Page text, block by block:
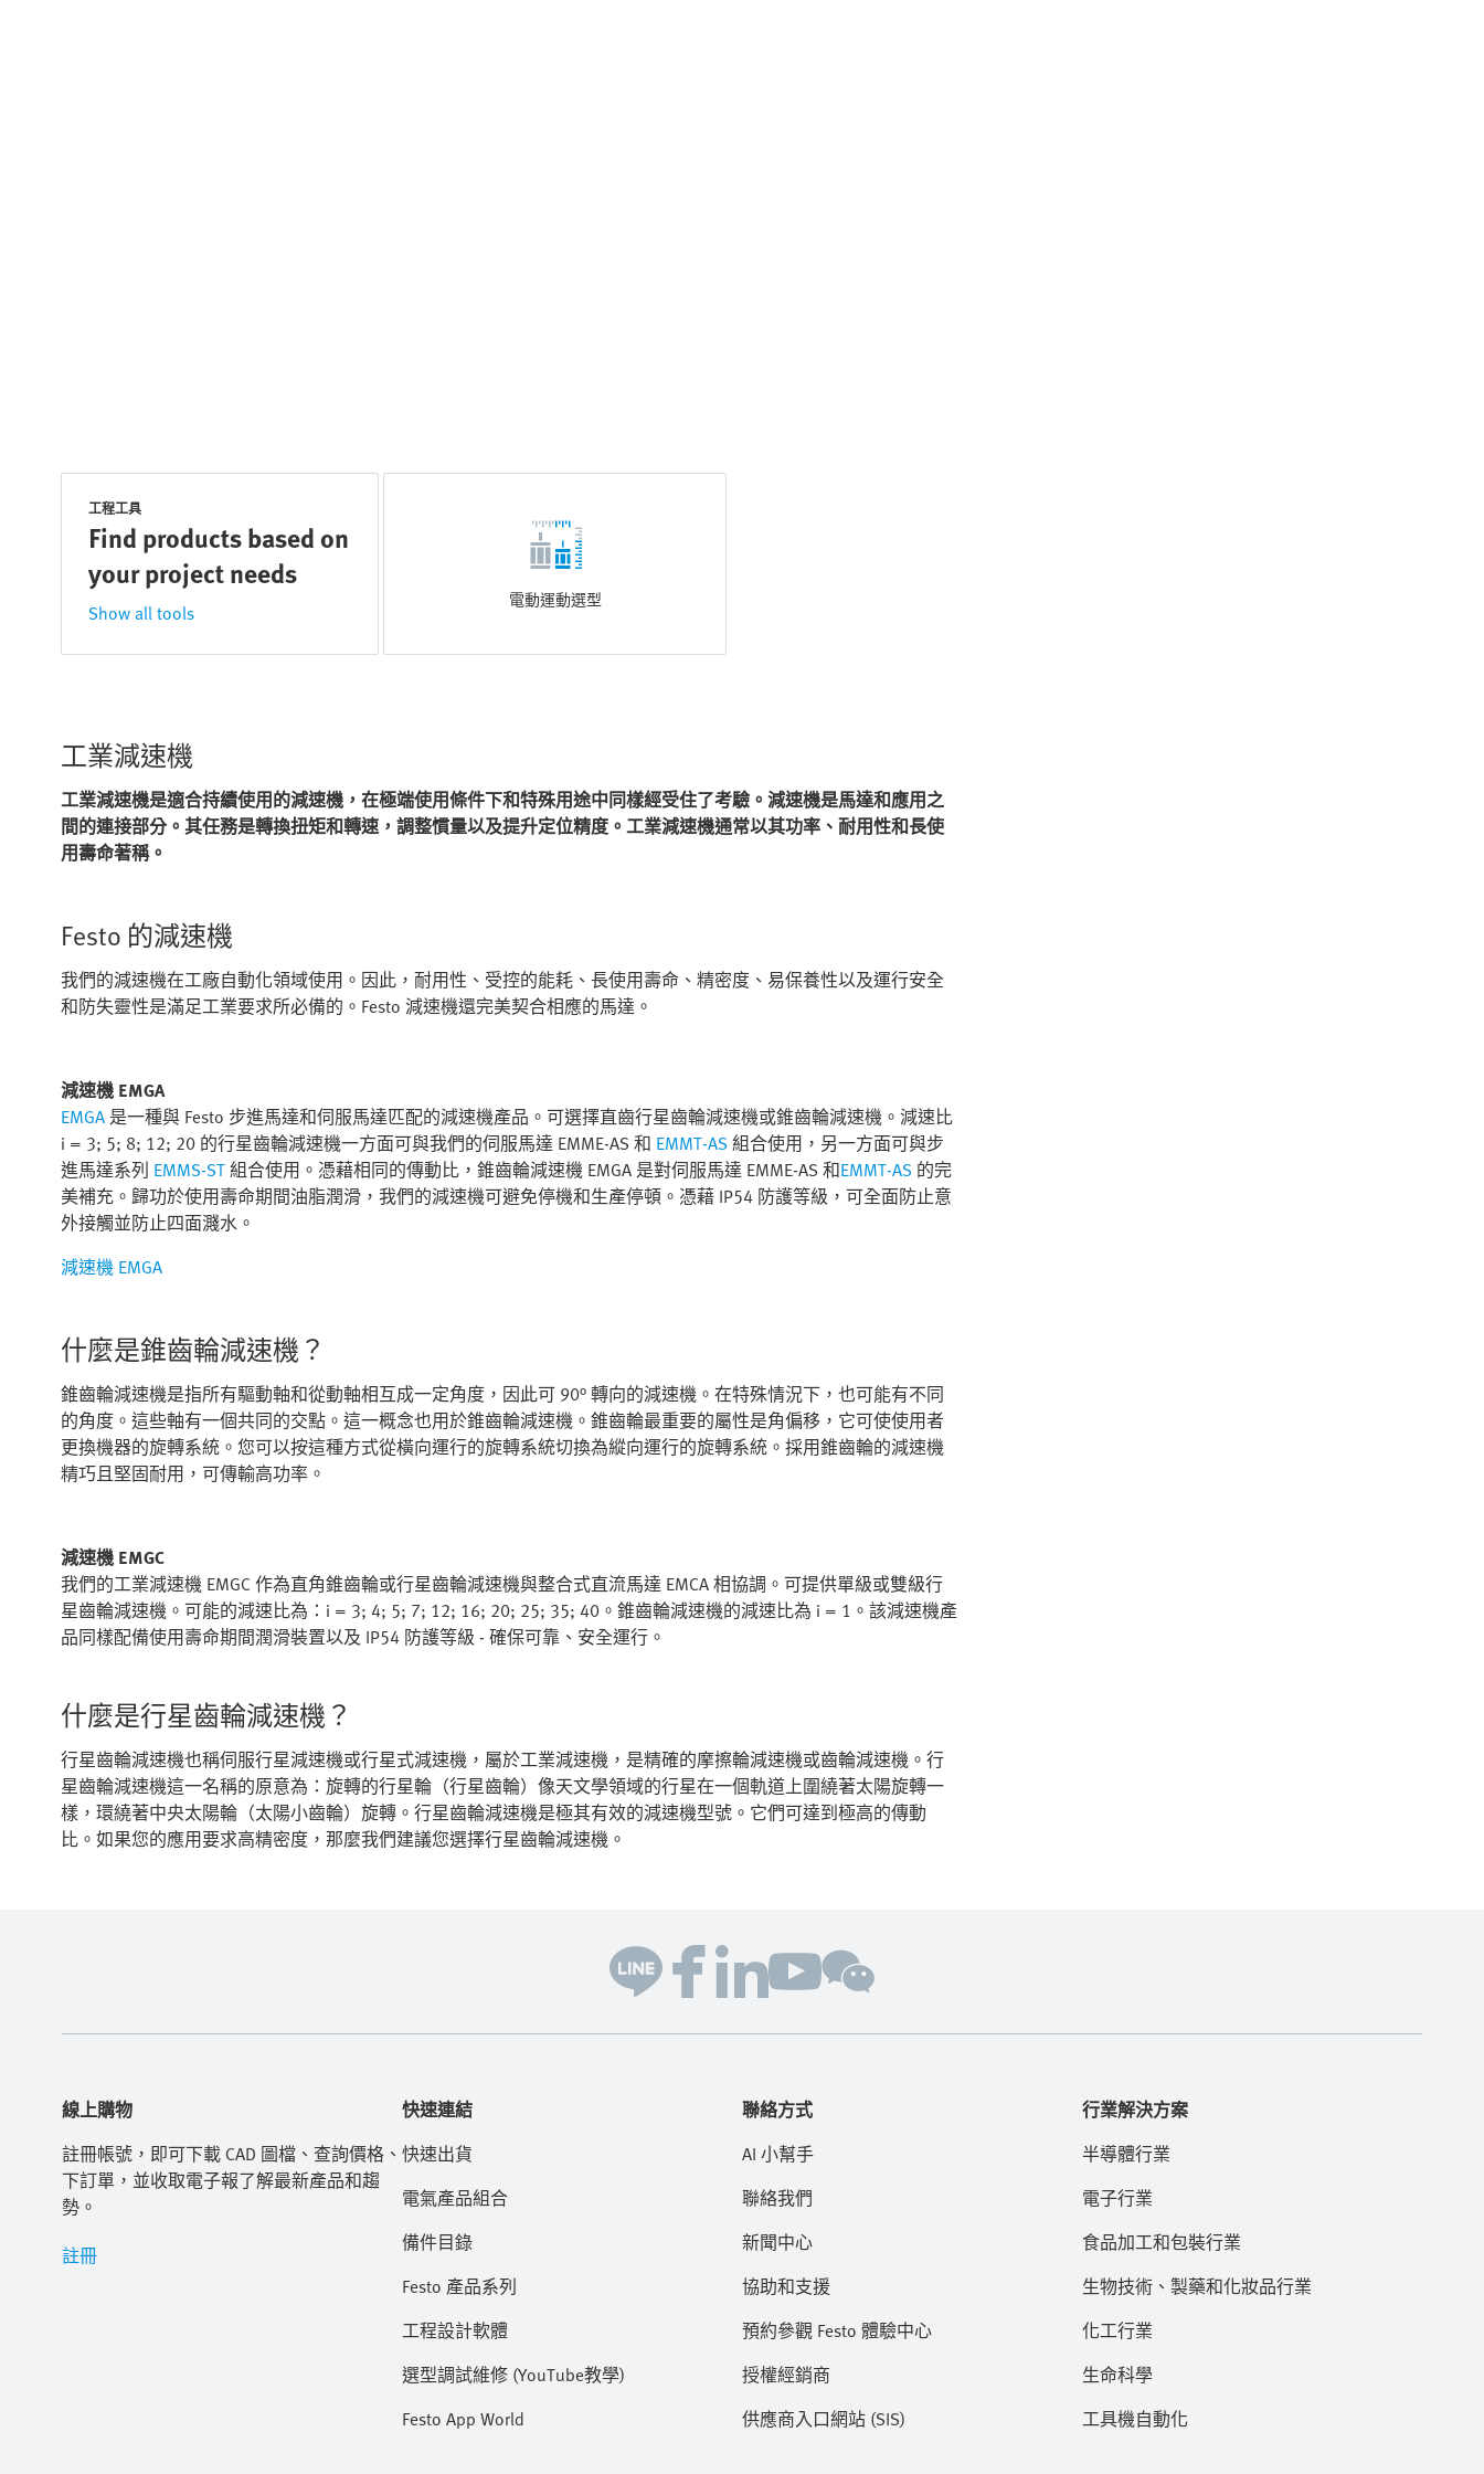
工程工具
Find products based on
your project needs
Show all tools
電動運動選型
工業減速機
工業減速機是適合持續使用的減速機，在極端使用條件下和特殊用途中同樣經受住了考驗。減速機是馬達和應用之
間的連接部分。其任務是轉換扭矩和轉速，調整慣量以及提升定位精度。工業減速機通常以其功率、耐用性和長使
用壽命著稱。
Festo 的減速機
我們的減速機在工廠自動化領域使用。因此，耐用性、受控的能耗、長使用壽命、精密度、易保養性以及運行安全
和防失靈性是滿足工業要求所必備的。Festo 減速機還完美契合相應的馬達。
減速機 EMGA
EMGA是一種與 Festo 步進馬達和伺服馬達匹配的減速機產品。可選擇直齒行星齒輪減速機或錐齒輪減速機。減速比
i = 3; 5; 8; 12; 20 的行星齒輪減速機一方面可與我們的伺服馬達 EMME-AS 和 EMMT-AS 組合使用，另一方面可與步
進馬達系列 EMMS-ST組合使用。憑藉相同的傳動比，錐齒輪減速機 EMGA 是對伺服馬達 EMME-AS 和EMMT-AS 的完
美補充。歸功於使用壽命期間油脂潤滑，我們的減速機可避免停機和生產停頓。憑藉 IP54 防護等級，可全面防止意
外接觸並防止四面濺水。
減速機 EMGA
什麼是錐齒輪減速機？
錐齒輪減速機是指所有驅動軸和從動軸相互成一定角度，因此可 90° 轉向的減速機。在特殊情況下，也可能有不同
的角度。這些軸有一個共同的交點。這一概念也用於錐齒輪減速機。錐齒輪最重要的屬性是角偏移，它可使使用者
更換機器的旋轉系統。您可以按這種方式從橫向運行的旋轉系統切換為縱向運行的旋轉系統。採用錐齒輪的減速機
精巧且堅固耐用，可傳輸高功率。
減速機 EMGC
我們的工業減速機 EMGC 作為直角錐齒輪或行星齒輪減速機與整合式直流馬達 EMCA 相協調。可提供單級或雙級行
星齒輪減速機。可能的減速比為：i = 3; 4; 5; 7; 12; 16; 20; 25; 35; 40。錐齒輪減速機的減速比為 i = 1。該減速機產
品同樣配備使用壽命期間潤滑裝置以及 IP54 防護等級 - 確保可靠、安全運行。
什麼是行星齒輪減速機？
行星齒輪減速機也稱伺服行星減速機或行星式減速機，屬於工業減速機，是精確的摩擦輪減速機或齒輪減速機。行
星齒輪減速機這一名稱的原意為：旋轉的行星輪（行星齒輪）像天文學領域的行星在一個軌道上圍繞著太陽旋轉一
樣，環繞著中央太陽輪（太陽小齒輪）旋轉。行星齒輪減速機是極其有效的減速機型號。它們可達到極高的傳動
比。如果您的應用要求高精密度，那麼我們建議您選擇行星齒輪減速機。
線上購物
註冊帳號，即可下載 CAD 圖檔、查詢價格、
下訂單，並收取電子報了解最新產品和趨
勢。
註冊
快速連結
快速出貨
電氣產品組合
備件目錄
Festo 產品系列
工程設計軟體
選型調試維修 (YouTube教學)
Festo App World
聯絡方式
AI 小幫手
聯絡我們
新聞中心
協助和支援
預約參觀 Festo 體驗中心
授權經銷商
供應商入口網站 (SIS)
行業解決方案
半導體行業
電子行業
食品加工和包裝行業
生物技術、製藥和化妝品行業
化工行業
生命科學
工具機自動化